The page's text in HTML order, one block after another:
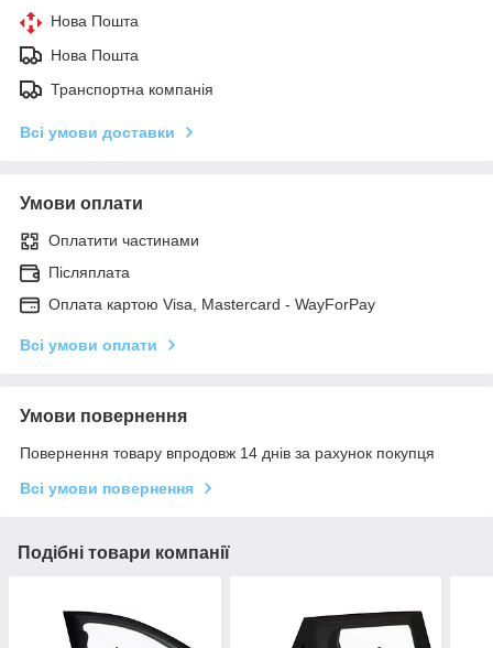
Нова Пошта
Нова Пошта
Транспортна компанія
Всі умови доставки
Умови оплати
Оплатити частинами
Післяплата
Оплата картою Visa, Mastercard - WayForPay
Всі умови оплати
Умови повернення
Повернення товару впродовж 14 днів за рахунок покупця
Всі умови повернення
Подібні товари компанії